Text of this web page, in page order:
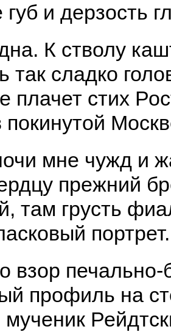
и дерзость
К стволу
так сладко
плачет стих
покинутой
мне чужд и
прежний
там грусть
портрет.
взор печально-
профиль на